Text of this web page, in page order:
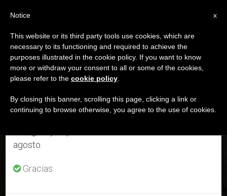
DÍA
Mayo 31st, 2019
ÚLTIMAS NOTICIAS
El Papa Francisco en Rumanía: Primera celebración de la
Misa en Bucarest
×
Aviso importante
Del 27 de julio al 7 de agosto haremos la pausa
anual, aprovechando que en el periodo de verano
se generan menos informaciones y también el
agosto.
Gracias.
x
Notice
This website or its third party tools use cookies, which are
necessary to its functioning and required to achieve the
purposes illustrated in the cookie policy. If you want to know
more or withdraw your consent to all or some of the cookies,
please refer to the cookie policy
By closing this banner, scrolling this page, clicking a link or
continuing to browse otherwise, you agree to the use of cookies.